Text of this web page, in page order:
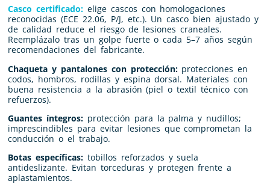
Casco certificado:elige cascos con homologaciones
reconocidas (ECE 22.06, P/J, etc.). Un casco bien ajustado y
de calidad reduce el riesgo de lesiones craneales.
Reemplázalo tras un golpe fuerte o cada 5–7 años según
recomendaciones del fabricante.
Chaqueta y pantalones con protección:protecciones en
codos, hombros, rodillas y espina dorsal. Materiales con
buena resistencia a la abrasión (piel o textil técnico con
refuerzos).
Guantes íntegros:protección para la palma y nudillos;
imprescindibles para evitar lesiones que comprometan la
conducción o el trabajo.
Botas específicas:tobillos reforzados y suela
antideslizante. Evitan torceduras y protegen frente a
aplastamientos.